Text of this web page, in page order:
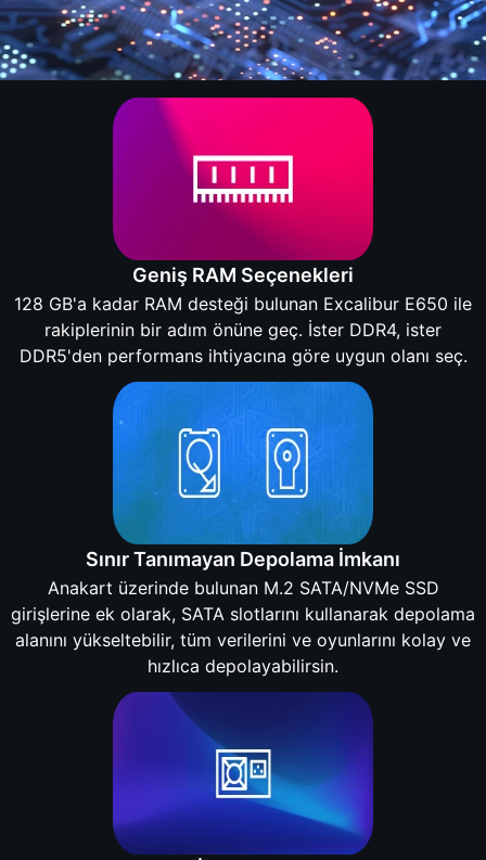
Geniş RAM Seçenekleri
128 GB'a kadar RAM desteği bulunan Excalibur E650 ile
rakiplerinin bir adım önüne geç. İster DDR4, ister
DDR5'den performans ihtiyacına göre uygun olanı seç.
Sınır Tanımayan Depolama İmkanı
Anakart üzerinde bulunan M.2 SATA/NVMe SSD
girişlerine ek olarak, SATA slotlarını kullanarak depolama
alanını yükseltebilir, tüm verilerini ve oyunlarını kolay ve
hızlıca depolayabilirsin.